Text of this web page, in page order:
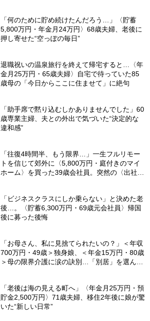
「何のために貯め続けたんだろう…」〈貯蓄
5,800万円・年金月24万円〉68歳夫婦、老後に
押し寄せた“空っぽの毎日”
退職祝いの温泉旅行を終えて帰宅すると…〈年
金月25万円・65歳夫婦〉自宅で待っていた85
歳母の「今日からここに住ませて」に絶句
「助手席で黙り込むしかありませんでした」60
歳専業主婦、夫との外出で気づいた“決定的な
違和感”
「往復4時間半、もう限界…」一生フルリモー
トを信じて郊外に〈5,800万円・庭付きのマイ
ホーム〉を買った39歳会社員。突然の〈出社
「ビジネスクラスにしか乗らない」と決めた老
後…。〈貯蓄6,300万円・69歳元会社員〉帰国
後に募った後悔
「お母さん、私に見捨てられたいの？」＜年収
700万円・49歳＞独身娘、＜年金15万円・80歳
＞母の限界介護に涙の訣別…「別居」を選んだ
「老後は海の見える町へ」〈年金月25万円・預
貯金2,500万円〉71歳夫婦、移住2年後に娘が驚
いた“新しい日常”